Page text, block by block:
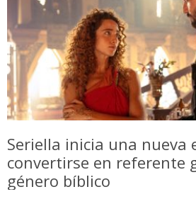
Seriella inicia una nueva
convertirse en referente
género bíblico